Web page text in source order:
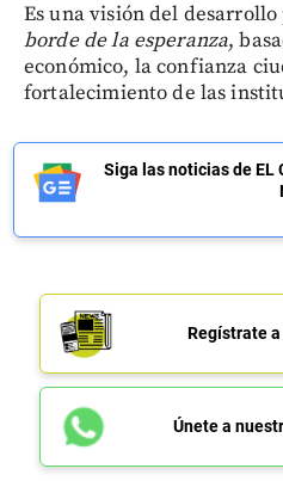
Es una visión del
borde de la esperanza,
económico, la confianza
fortalecimiento de las
Siga las noticias de EL
Regístrate
Únete a